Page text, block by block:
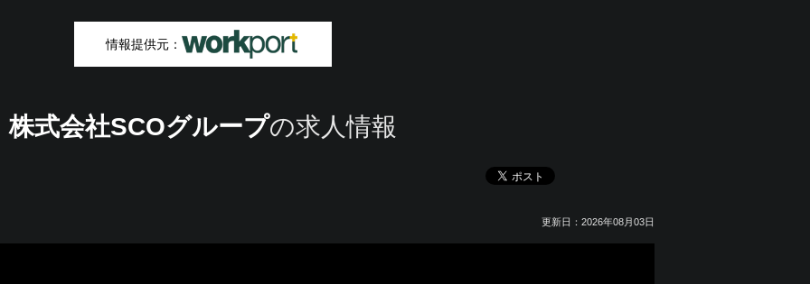
情報提供元：
株式会社SCOグループの求人情報
更新日：2026年08月03日